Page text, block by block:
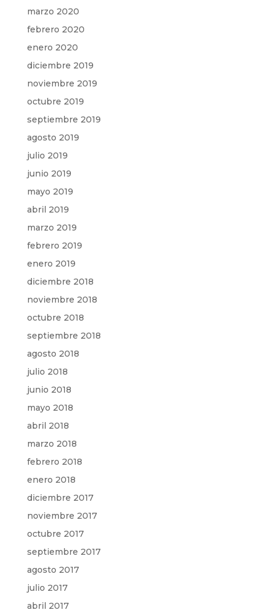
marzo 2020
febrero 2020
enero 2020
diciembre 2019
noviembre 2019
octubre 2019
septiembre 2019
agosto 2019
julio 2019
junio 2019
mayo 2019
abril 2019
marzo 2019
febrero 2019
enero 2019
diciembre 2018
noviembre 2018
octubre 2018
septiembre 2018
agosto 2018
julio 2018
junio 2018
mayo 2018
abril 2018
marzo 2018
febrero 2018
enero 2018
diciembre 2017
noviembre 2017
octubre 2017
septiembre 2017
agosto 2017
julio 2017
abril 2017